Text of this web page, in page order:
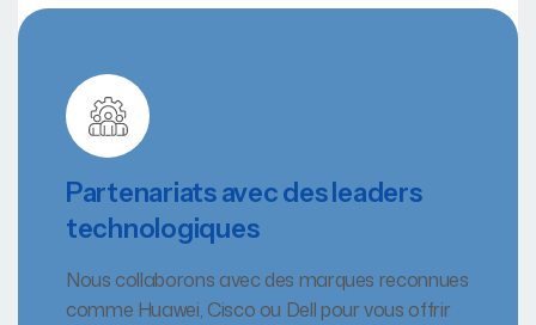
Partenariats avec des leaders
technologiques
Nous collaborons avec des marques reconnues
comme Huawei, Cisco ou Dell pour vous offrir